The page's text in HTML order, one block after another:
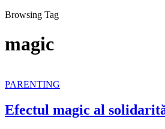
Browsing Tag
magic
PARENTING
Efectul magic al